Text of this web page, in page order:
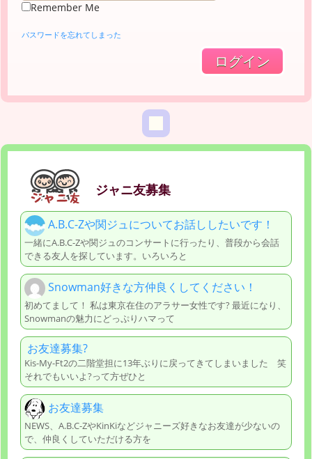
Remember Me
パスワードを忘れてしまった
ジャニ友募集
A.B.C-Zや関ジュについてお話ししたいです！
一緒にA.B.C-Zや関ジュのコンサートに行ったり、普段から会話
できる友人を探しています。いろいろと
Snowman好きな方仲良くしてください！
初めてまして！ 私は東京在住のアラサー女性です? 最近になり、
Snowmanの魅力にどっぷりハマって
お友達募集?
Kis-My-Ft2の二階堂担に13年ぶりに戻ってきてしまいました 笑
それでもいいよ?って方ぜひと
お友達募集
NEWS、A.B.C-ZやKinKiなどジャニーズ好きなお友達が少ないの
で、仲良くしていただける方を